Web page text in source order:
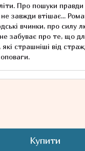
Про пошуки правди
не завжди втішає...
вчинки, про силу
забуває про те, що
страшніші від
Купити